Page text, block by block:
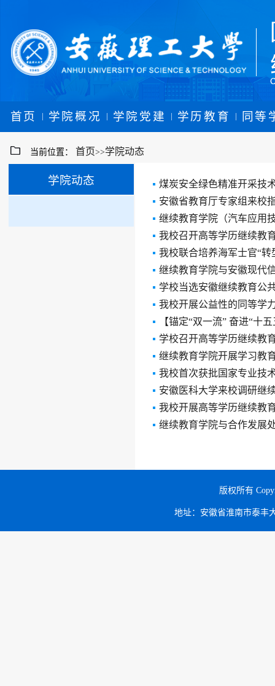
首页 | 学院概况 | 学院党建 | 学历教育 | 同等
当前位置： 首页>>学院动态
学院动态
煤炭安全绿色精准开采技
安徽省教育厅专家组来校
继续教育学院（汽车应用
我校召开高等学历继续教
我校联合培养海军士官“
继续教育学院与安徽现代
学校当选安徽继续教育公
我校开展公益性的同等学
【锚定“双一流” 奋进“十
学校召开高等学历继续教
继续教育学院开展学习教
我校首次获批国家专业技
安徽医科大学来校调研继
我校开展高等学历继续教
继续教育学院与合作发展
版权所有
地址：安徽省淮南市泰丰